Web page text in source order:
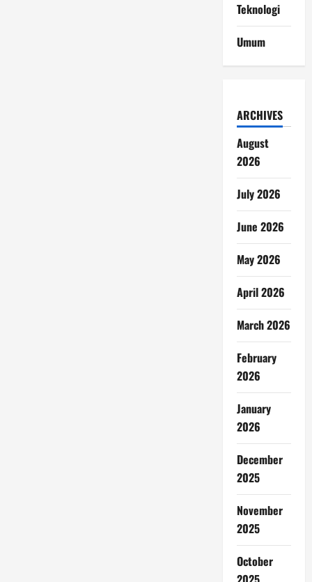
Teknologi
Umum
ARCHIVES
August
2026
July 2026
June 2026
May 2026
April 2026
March 2026
February
2026
January
2026
December
2025
November
2025
October